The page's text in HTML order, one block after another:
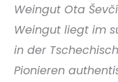
Weingut Ota
Weingut liegt im
in der
Pionieren